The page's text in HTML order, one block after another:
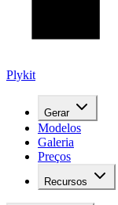
Plykit
Gerar
Modelos
Galeria
Preços
Recursos